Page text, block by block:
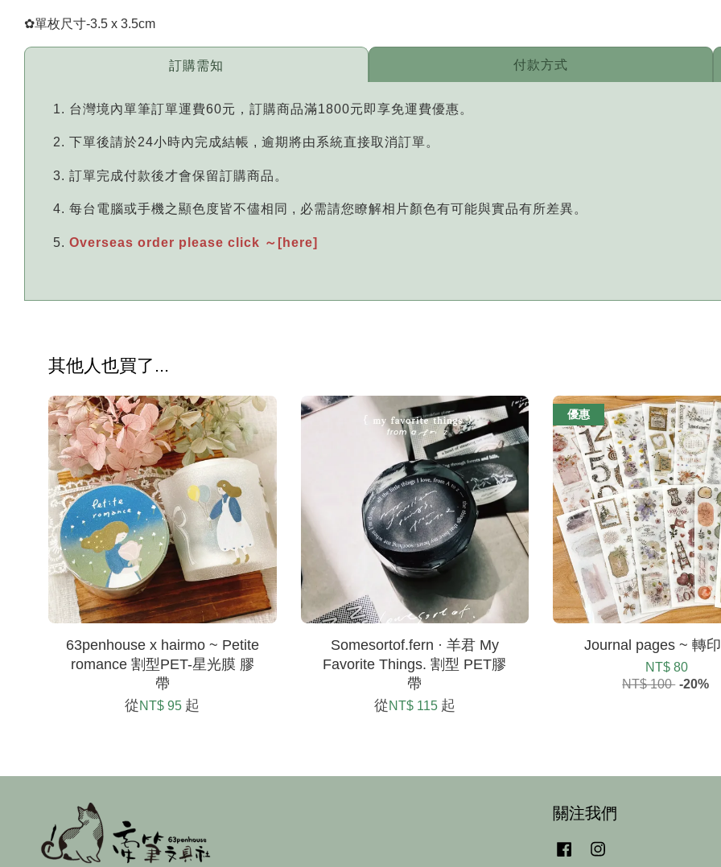
✿單枚尺寸-3.5 x 3.5cm
訂購需知
台灣境內單筆訂單運費60元，訂購商品滿1800元即享免運費優惠。
下單後請於24小時內完成結帳 , 逾期將由系統直接取消訂單。
訂單完成付款後才會保留訂購商品。
每台電腦或手機之顯色度皆不儘相同 , 必需請您瞭解相片顏色有可能與實品有所差異。
Overseas order please click ～[here]
付款方式
其他人也買了...
63penhouse x hairmo ~ Petite
romance 割型PET-星光膜 膠
帶
從NT$ 95 起
Somesortof.fern · 羊君 My
Favorite Things. 割型 PET膠
帶
從NT$ 115 起
優惠
Journal pages ~ 轉
NT$ 80
NT$ 100 -20%
關注我們
Facebook